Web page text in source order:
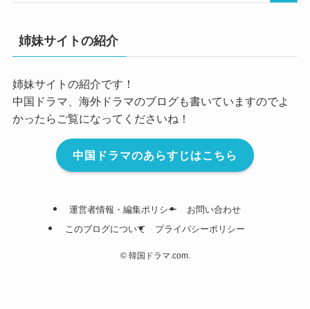
姉妹サイトの紹介
姉妹サイトの紹介です！
中国ドラマ、海外ドラマのブログも書いていますのでよ
かったらご覧になってくださいね！
中国ドラマのあらすじはこちら
運営者情報・編集ポリシー
お問い合わせ
このブログについて
プライバシーポリシー
©韓国ドラマ.com.